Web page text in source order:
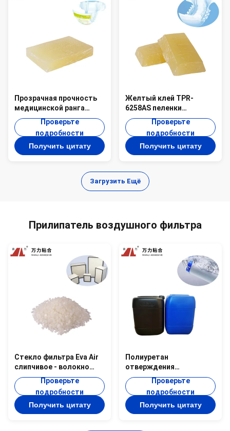
Прозрачная прочность
медицинской ранга
слипчивая анти- старея
высокая слезая горячая
плавит камедь TPR-6552
Проверьте
подробности
Получить цитату
Желтый клей TPR-
6258AS пеленки
медицинской ранга
слипчивый скрепляя
гибкий горячий
Проверьте
подробности
Получить цитату
Загрузить Ещё
Прилипатель воздушного фильтра
Стекло фильтра Eva Air
слипчивое - волокно
150c горячее плавит для
собрания 5800T
разделителя
Проверьте
подробности
Получить цитату
Полиуретан
отверждения
прилипателя
воздушного фильтра
2КПУ-802 для
динамического
смешивания
Проверьте
подробности
Получить цитату